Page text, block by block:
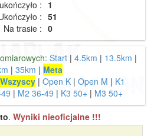
:
1
: 51
Na trasie : 0
Start | 4.5km | 13.5km |
| 35km | Meta
Wszyscy | Open K | Open M | K1
| M2 36-49 | K3 50+ | M3 50+
. Wyniki nieoficjalne !!!